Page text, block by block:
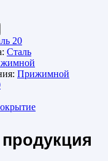
20
Сталь
Прижимной